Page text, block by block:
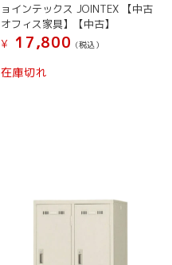
ョインテックス JOINTEX 【中古
オフィス家具】【中古】
¥
17,800 (税込）
在庫切れ